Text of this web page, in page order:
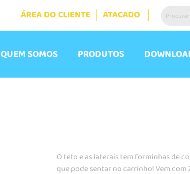
ÁREA DO CLIENTE ATACADO
QUEM SOMOS PRODUTOS
O teto e as laterais tem forminhas de
que pode sentar no carrinho! Vem